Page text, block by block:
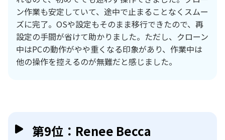
ン作業も安定していて、途中で止まることなくスムー
ズに完了。OSや設定もそのまま移行できたので、再
設定の手間が省けて助かりました。ただし、クローン
中はPCの動作がやや重くなる印象があり、作業中は
他の操作を控えるのが無難だと感じました。
第9位：Renee Becca